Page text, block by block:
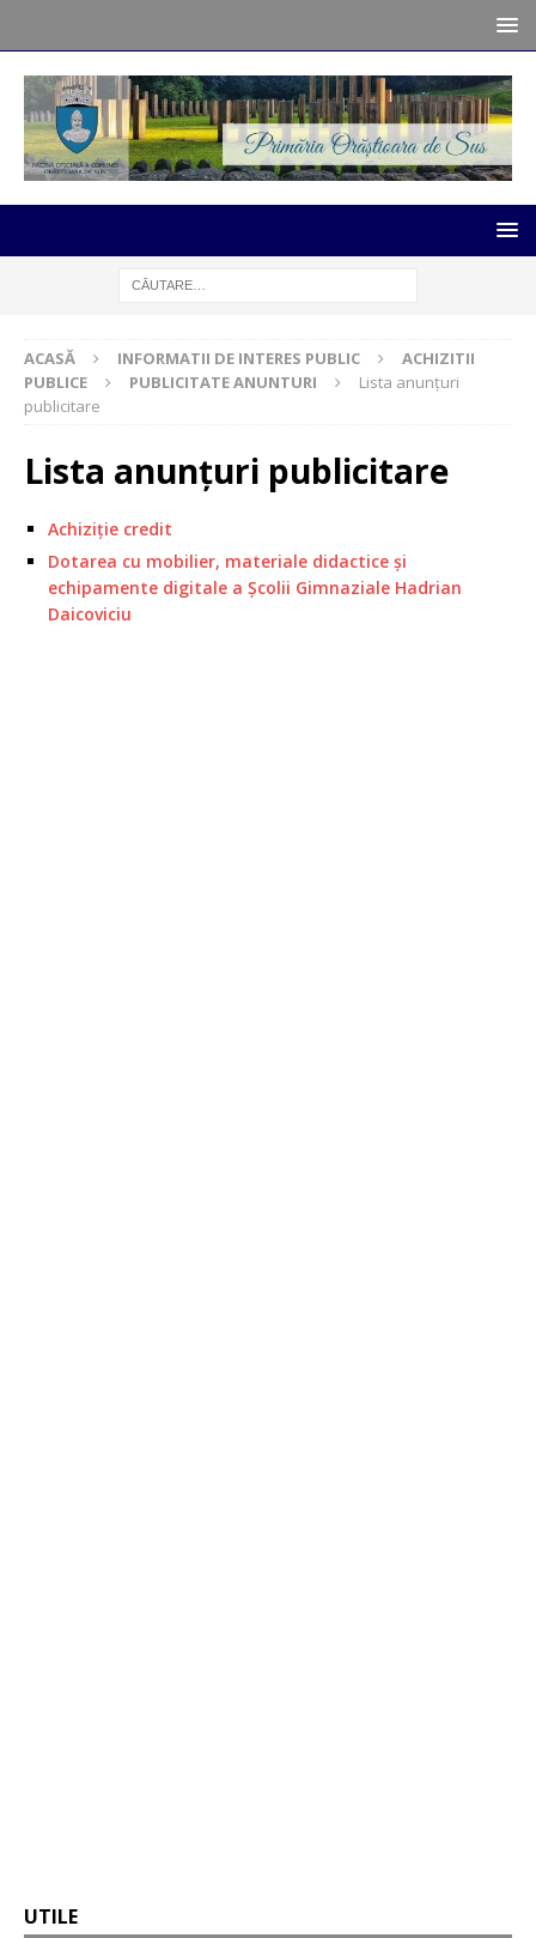
ACASĂ INFORMATII DE INTERES PUBLIC
ACHIZITII
PUBLICE
PUBLICITATE ANUNTURI
Lista anunțuri
publicitare
Lista anunțuri publicitare
Achiziție credit
Dotarea cu mobilier, materiale didactice și
echipamente digitale a Școlii Gimnaziale Hadrian
Daicoviciu
UTILE